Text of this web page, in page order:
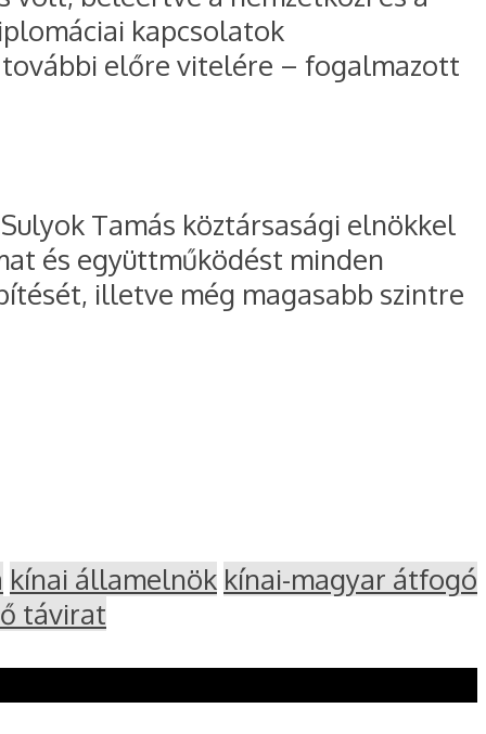
kapcsolatok
előre vitelére – fogalmazott
Tamás köztársasági elnökkel
és együttműködést minden
illetve még magasabb szintre
kínai államelnök kínai-magyar átfogó
távirat